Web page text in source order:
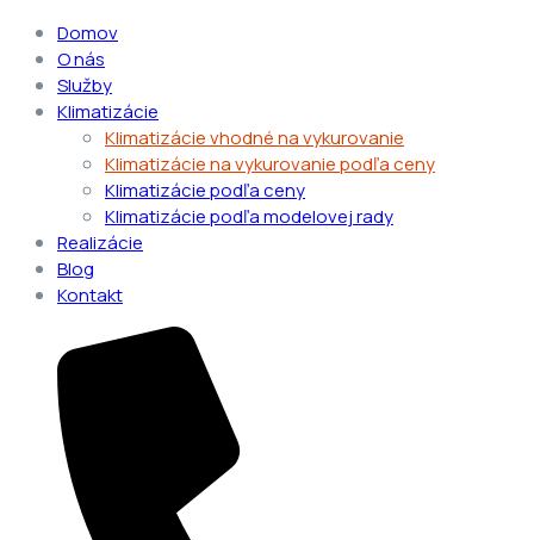
Domov
O nás
Služby
Klimatizácie
Klimatizácie vhodné na vykurovanie
Klimatizácie na vykurovanie podľa ceny
Klimatizácie podľa ceny
Klimatizácie podľa modelovej rady
Realizácie
Blog
Kontakt